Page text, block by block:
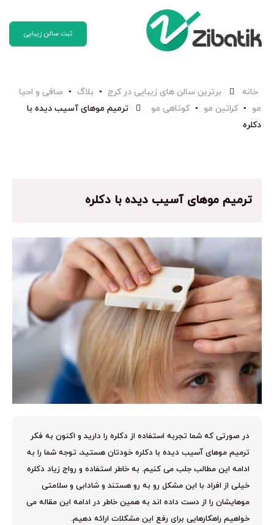
ثبت سالن زیبایی
خانه برترین سالن های زیبایی در کرج • بلاگ • صافی و احیا
مو • کراتین مو • کوتاهی مو
ترمیم موهای آسیب دیده با
دکلره
ترمیم موهای آسیب دیده با دکلره
در صورتی که شما تجربه استفاده از دکلره را دارید و اکنون به فکر
ترمیم موهای آسیب دیده با دکلره خودتان هستید، توجه شما را به
ادامه این مطالب جلب می کنیم. به خاطر استفاده و رواج زیاد دکلره
خیلی از افراد با این مشکل رو به رو هستند و شادابی و سلامتی
موهایشان را از دست داده اند به همین خاطر در ادامه این مقاله می
خواهیم راهکارهایی برای رفع این مشکلات ارائه دهیم.